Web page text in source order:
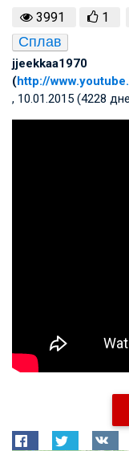
3991 1
Сплав
jjeekkaa1970
(http://
, 10.01.2015 (4228